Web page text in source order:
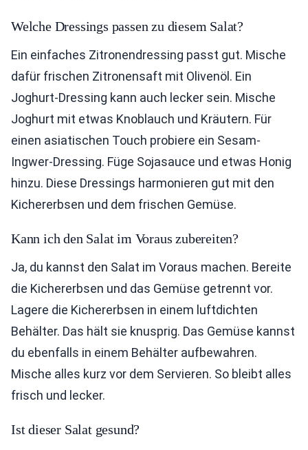
Welche Dressings passen zu diesem Salat?
Ein einfaches Zitronendressing passt gut. Mische
dafür frischen Zitronensaft mit Olivenöl. Ein
Joghurt-Dressing kann auch lecker sein. Mische
Joghurt mit etwas Knoblauch und Kräutern. Für
einen asiatischen Touch probiere ein Sesam-
Ingwer-Dressing. Füge Sojasauce und etwas Honig
hinzu. Diese Dressings harmonieren gut mit den
Kichererbsen und dem frischen Gemüse.
Kann ich den Salat im Voraus zubereiten?
Ja, du kannst den Salat im Voraus machen. Bereite
die Kichererbsen und das Gemüse getrennt vor.
Lagere die Kichererbsen in einem luftdichten
Behälter. Das hält sie knusprig. Das Gemüse kannst
du ebenfalls in einem Behälter aufbewahren.
Mische alles kurz vor dem Servieren. So bleibt alles
frisch und lecker.
Ist dieser Salat gesund?